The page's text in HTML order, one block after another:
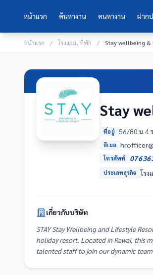
หน้าแรก ค้นหางาน คนหางาน ฝาก
หน้าแรก / โรงแรม, ที่พัก / Stay wellbeing
Stay
ที่อยู่ 56/80 ม.4
อีเมล
โทรศัพท์
ประเภทธุรกิจ โร
เกี่ยวกับบริษัท
STAY Stay Wellbeing and Lifestyle
holiday resort. Located in Rawai, this
talented staff to join our dynamic